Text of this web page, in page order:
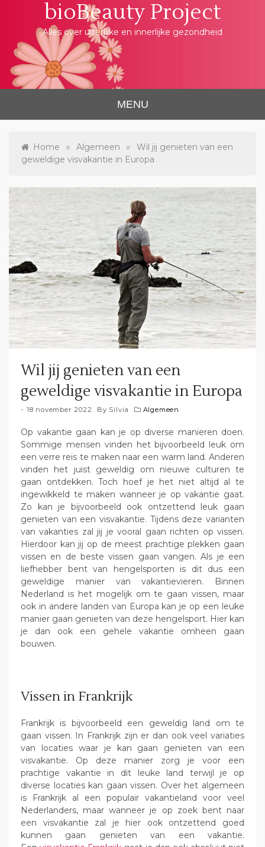
bioBeauty Project
Alles over uiterlijke en innerlijke gezondheid
MENU
Home » Algemeen »
Wil jij genieten van een
geweldige visvakantie in Europa
Wil jij genieten van een
geweldige visvakantie in Europa
18 november 2022 By Silvia Algemeen
Op vakantie gaan kan je op diverse manieren doen.
Sommige mensen vinden het bijvoorbeeld leuk om
een verre reis te maken naar een warm land. Anderen
vinden het juist geweldig om nieuwe culturen te
gaan ontdekken. Toch hoef je het niet altijd al te
ingewikkeld te maken wanneer je op vakantie gaat.
Zo kan je bijvoorbeeld ook ontzettend leuk gaan
genieten van een visvakantie. Tijdens deze varianten
van vakanties zal jij je vooral gaan richten op vissen.
Hierdoor kan jij op de meest prachtige plekken gaan
vissen en de beste vissen gaan vangen. Als je een
liefhebber bent van hengelsporten is dit dus een
geweldige manier van vakantievieren. Binnen
Nederland is het mogelijk om te gaan vissen, maar
ook in andere landen van Europa kan je op een leuke
manier gaan genieten van deze hengelsport. Hier kan
je dan ook een gehele vakantie omheen gaan
bouwen.
Vissen in Frankrijk
Frankrijk is bijvoorbeeld een geweldig land om te
gaan vissen. In Frankrijk zijn er dan ook veel variaties
van locaties waar je kan gaan genieten van een
visvakantie. Op deze manier zorg je voor een
prachtige vakantie in dit leuke land terwijl je op
diverse locaties kan gaan vissen. Over het algemeen
is Frankrijk al een populair vakantieland voor veel
Nederlanders, maar wanneer je op zoek bent naar
een visvakantie zal je hier ook ontzettend goed
kunnen gaan genieten van een vakantie.